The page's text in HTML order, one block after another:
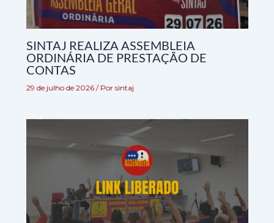
SINTAJ REALIZA ASSEMBLEIA
ORDINÁRIA DE PRESTAÇÃO DE
CONTAS
29 de julho de 2026 / Por sintaj